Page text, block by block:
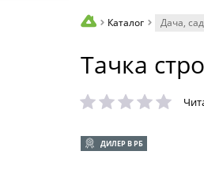
Каталог Дача, сад
Тачка
ДИЛЕР В РБ